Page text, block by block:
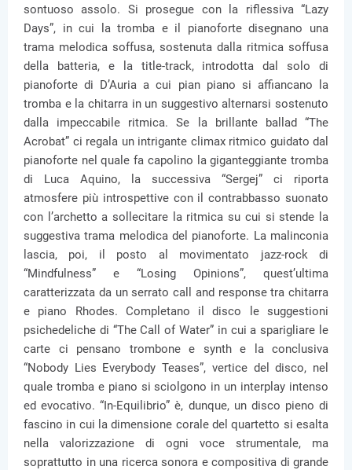
sontuoso assolo. Si prosegue con la riflessiva “Lazy
Days”, in cui la tromba e il pianoforte disegnano una
trama melodica soffusa, sostenuta dalla ritmica soffusa
della batteria, e la title-track, introdotta dal solo di
pianoforte di D’Auria a cui pian piano si affiancano la
tromba e la chitarra in un suggestivo alternarsi sostenuto
dalla impeccabile ritmica. Se la brillante ballad “The
Acrobat” ci regala un intrigante climax ritmico guidato dal
pianoforte nel quale fa capolino la giganteggiante tromba
di Luca Aquino, la successiva “Sergej” ci riporta
atmosfere più introspettive con il contrabbasso suonato
con l’archetto a sollecitare la ritmica su cui si stende la
suggestiva trama melodica del pianoforte. La malinconia
lascia, poi, il posto al movimentato jazz-rock di
“Mindfulness” e “Losing Opinions”, quest’ultima
caratterizzata da un serrato call and response tra chitarra
e piano Rhodes. Completano il disco le suggestioni
psichedeliche di “The Call of Water” in cui a sparigliare le
carte ci pensano trombone e synth e la conclusiva
“Nobody Lies Everybody Teases”, vertice del disco, nel
quale tromba e piano si sciolgono in un interplay intenso
ed evocativo. “In-Equilibrio” è, dunque, un disco pieno di
fascino in cui la dimensione corale del quartetto si esalta
nella valorizzazione di ogni voce strumentale, ma
soprattutto in una ricerca sonora e compositiva di grande